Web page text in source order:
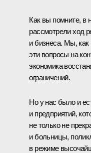
Как вы помните, в
рассмотрели ход
и бизнеса. Мы, как
эти вопросы на
экономика
ограничений.
Но у нас было и
и предприятий,
не только не
и больницы,
в режиме